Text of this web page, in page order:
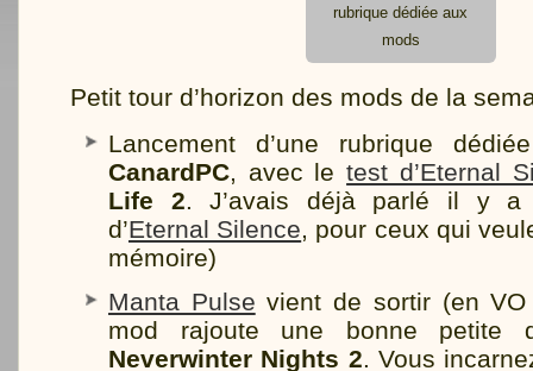
rubrique dédiée aux
mods
Petit tour d’horizon des mods de la
Lancement d’une rubrique
CanardPC, avec letest d’Eternal
Life 2. J’avais déjà parlé il y a
d’Eternal Silence, pour ceux qui
mémoire)
Manta Pulse vient de sortir (en VO
mod rajoute une bonne petite
Neverwinter Nights 2. Vous